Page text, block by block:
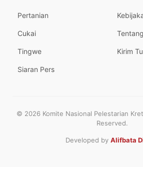
Pertanian
Cukai
Tingwe
Siaran Pers
Kirim
© 2026 Komite Nasional Pelestarian
Reserved.
Developed by Alifbata